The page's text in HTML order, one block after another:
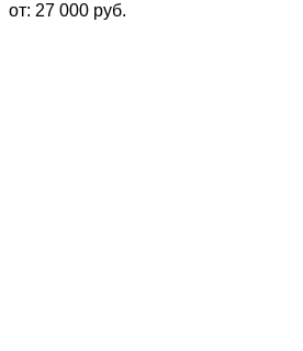
от: 27 000 руб.